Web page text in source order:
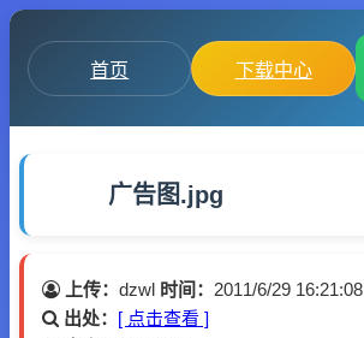
首页 下载中心
广告图.jpg
上传： dzwl 时间： 2011/6/29 16:21:08
出处： [ 点击查看 ]